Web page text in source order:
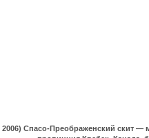
2006) Спасо-Преображенский